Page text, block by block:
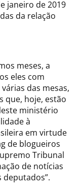
janeiro de 2019
da relação
meses, a
eles com
das mesas,
que, hoje, estão
ministério
à
em virtude
de blogueiros
Tribunal
de notícias
deputados”.